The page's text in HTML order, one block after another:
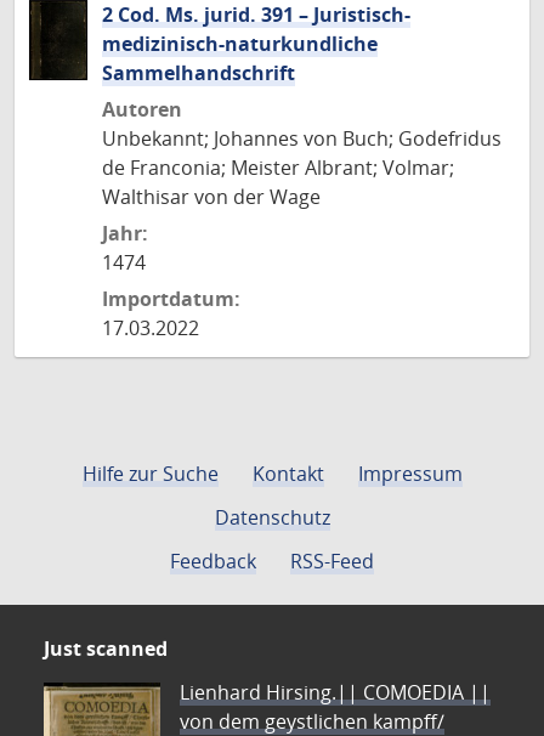
2 Cod. Ms. jurid. 391 – Juristisch-
medizinisch-naturkundliche
Sammelhandschrift
Autoren
Unbekannt; Johannes von Buch; Godefridus
de Franconia; Meister Albrant; Volmar;
Walthisar von der Wage
Jahr:
1474
Importdatum:
17.03.2022
Hilfe zur Suche Kontakt
Impressum
Datenschutz
Feedback
RSS-Feed
Just scanned
Lienhard Hirsing.|| COMOEDIA ||
von dem geystlichen kampff/